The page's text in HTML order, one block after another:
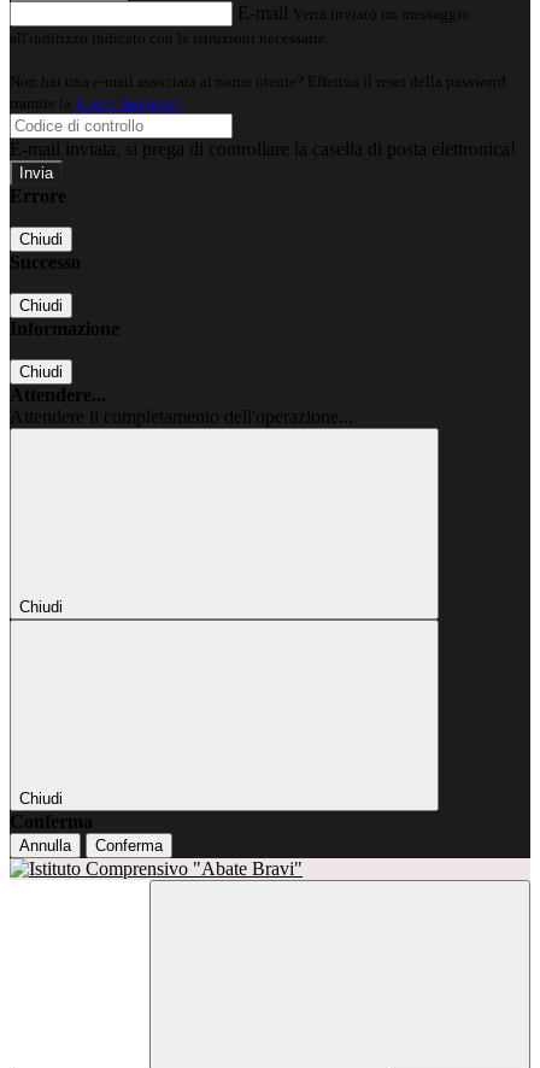
E-mail Verrà inviato un messaggio
all'indirizzo indicato con le istruzioni necessarie.
Non hai una e-mail associata al nome utente? Effettua il reset della password
tramite la Login Spaggiari
E-mail inviata, si prega di controllare la casella di posta elettronica!
Errore
Chiudi
Successo
Chiudi
Informazione
Chiudi
Attendere...
Attendere il completamento dell'operazione...
Chiudi
Chiudi
Conferma
Annulla Conferma